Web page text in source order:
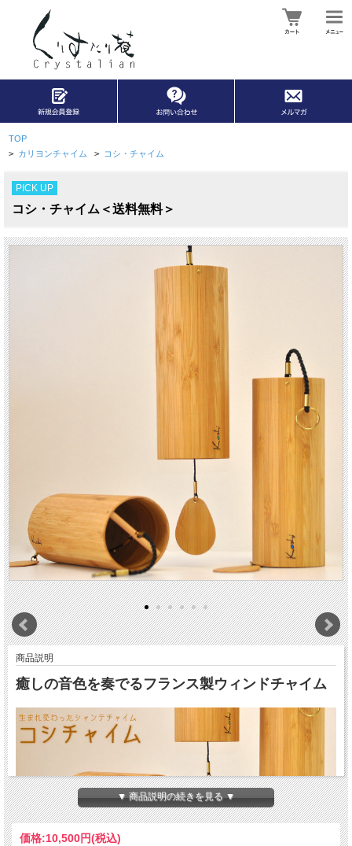
TOP
> カリヨンチャイム > コシ・チャイム
PICK UP
コシ・チャイム＜送料無料＞
商品説明
癒しの音色を奏でるフランス製ウィンドチャイム
▼ 商品説明の続きを見る ▼
価格:10,500円(税込)